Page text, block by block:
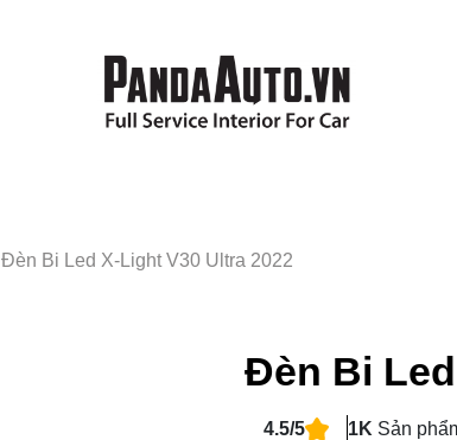
Đèn Bi Led X-Light V30 Ultra 2022
Đèn Bi
4.5/5 1K Sản